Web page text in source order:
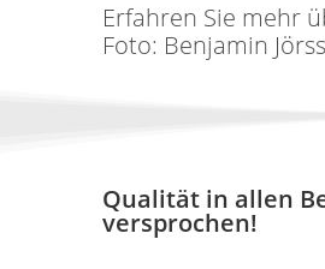
Erfahren Sie mehr
Foto: Benjamin Jörss
Qualität in allen
versprochen!